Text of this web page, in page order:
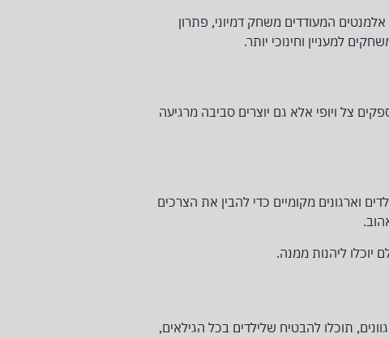
המעודדים משחק דמיוני, פתרון
למעניין וחינוכי יותר.
צל ויופי אלא גם יוצרים סביבה מרגיעה
וארגונים מקומיים כדי להבין את הצרכים
ליהנות ממנה.
תוכלו להבטיח שלילדים בכל הגילאים,